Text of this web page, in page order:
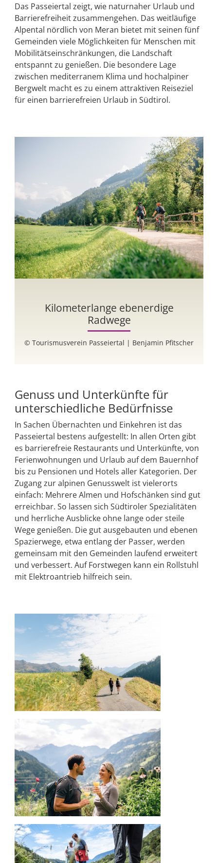
Das Passeiertal zeigt, wie naturnaher Urlaub und
Barrierefreiheit zusammengehen. Das weitläufige
Alpental nördlich von Meran bietet mit seinen fünf
Gemeinden viele Möglichkeiten für Menschen mit
Mobilitätseinschränkungen, die Landschaft
entspannt zu genießen. Die besondere Lage
zwischen mediterranem Klima und hochalpiner
Bergwelt macht es zu einem attraktiven Reiseziel
für einen barrierefreien Urlaub in Südtirol.
Kilometerlange ebenerdige
Radwege
© Tourismusverein Passeiertal | Benjamin Pfitscher
Genuss und Unterkünfte für
unterschiedliche Bedürfnisse
In Sachen Übernachten und Einkehren ist das
Passeiertal bestens aufgestellt: In allen Orten gibt
es barrierefreie Restaurants und Unterkünfte, von
Ferienwohnungen und Urlaub auf dem Bauernhof
bis zu Pensionen und Hotels aller Kategorien. Der
Zugang zur alpinen Genusswelt ist vielerorts
einfach: Mehrere Almen und Hofschänken sind gut
erreichbar. So lassen sich Südtiroler Spezialitäten
und herrliche Ausblicke ohne lange oder steile
Wege genießen. Die gut ausgebauten und ebenen
Spazierwege, etwa entlang der Passer, werden
gemeinsam mit den Gemeinden laufend erweitert
und verbessert. Auf Forstwegen kann ein Rollstuhl
mit Elektroantrieb hilfreich sein.